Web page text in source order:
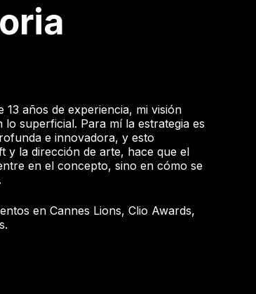
años de experiencia, mi visión
superficial. Para mí la estrategia es
e innovadora, y esto
y la dirección de arte, hace que el
en el concepto, sino en cómo se
en Cannes Lions, Clio Awards,